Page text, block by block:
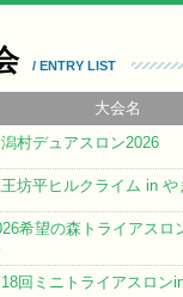
/ ENTRY LIST
大会名
村デュアスロン2026
坊平ヒルクライム in や
希望の森トライアスロ
回ミニトライアスロン